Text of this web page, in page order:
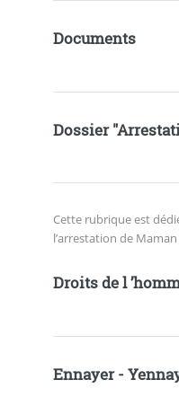
Documents
Dossier
Cette rubrique est
l’arrestation de
Droits de l
Ennayer -